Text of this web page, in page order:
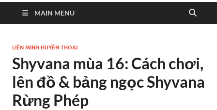
MAIN MENU
LIÊN MINH HUYỀN THOẠI
Shyvana mùa 16: Cách chơi,
lên đồ & bảng ngọc Shyvana
Rừng Phép